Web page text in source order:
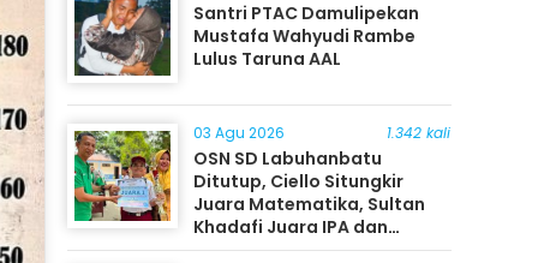
Santri PTAC Damulipekan
Mustafa Wahyudi Rambe
Lulus Taruna AAL
03 Agu 2026 1.342 kali
OSN SD Labuhanbatu
Ditutup, Ciello Situngkir
Juara Matematika, Sultan
Khadafi Juara IPA dan
Timothy Rangkuti Juara IPS